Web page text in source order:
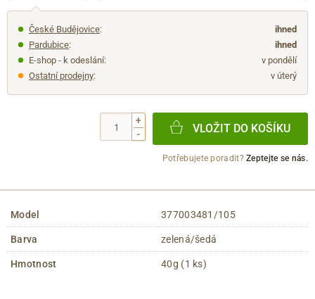
České Budějovice:
ihned
Pardubice:
ihned
E-shop - k odeslání:
v pondělí
Ostatní prodejny: v úterý
+
-
VLOŽIT DO KOŠÍKU
Potřebujete poradit?Zeptejte se nás.
Model 377003481/105
Barva zelená/šedá
Hmotnost 40g (1 ks)